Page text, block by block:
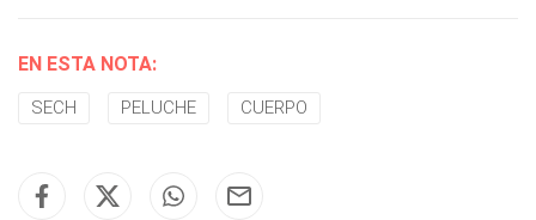
EN ESTA NOTA:
SECH PELUCHE CUERPO